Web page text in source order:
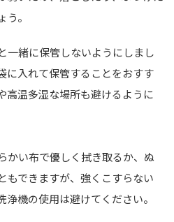
。
一緒に保管しないようにしまし
に入れて保管することをおすす
高温多湿な場所も避けるように
かい布で優しく拭き取るか、ぬ
もできますが、強くこすらない
機の使用は避けてください。